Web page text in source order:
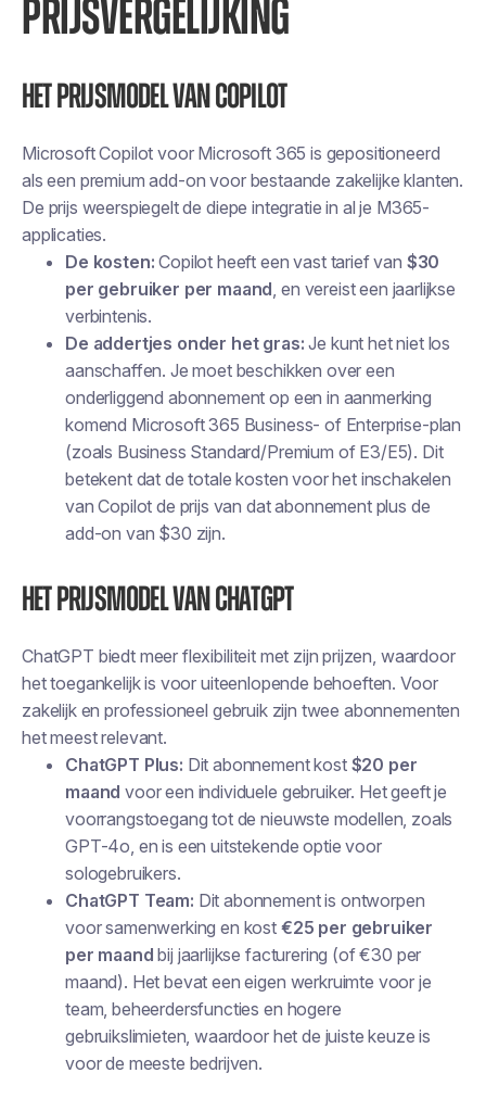
PRIJSVERGELIJKING
Het prijsmodel van Copilot
Microsoft Copilot voor Microsoft 365 is gepositioneerd
als een premium add-on voor bestaande zakelijke klanten.
De prijs weerspiegelt de diepe integratie in al je M365-
applicaties.
De kosten: Copilot heeft een vast tarief van $30
per gebruiker per maand, en vereist een jaarlijkse
verbintenis.
De addertjes onder het gras: Je kunt het niet los
aanschaffen. Je moet beschikken over een
onderliggend abonnement op een in aanmerking
komend Microsoft 365 Business- of Enterprise-plan
(zoals Business Standard/Premium of E3/E5). Dit
betekent dat de totale kosten voor het inschakelen
van Copilot de prijs van dat abonnement plus de
add-on van $30 zijn.
Het prijsmodel van ChatGPT
ChatGPT biedt meer flexibiliteit met zijn prijzen, waardoor
het toegankelijk is voor uiteenlopende behoeften. Voor
zakelijk en professioneel gebruik zijn twee abonnementen
het meest relevant.
ChatGPT Plus: Dit abonnement kost $20 per
maand voor een individuele gebruiker. Het geeft je
voorrangstoegang tot de nieuwste modellen, zoals
GPT-4o, en is een uitstekende optie voor
sologebruikers.
ChatGPT Team: Dit abonnement is ontworpen
voor samenwerking en kost €25 per gebruiker
per maand bij jaarlijkse facturering (of €30 per
maand). Het bevat een eigen werkruimte voor je
team, beheerdersfuncties en hogere
gebruikslimieten, waardoor het de juiste keuze is
voor de meeste bedrijven.